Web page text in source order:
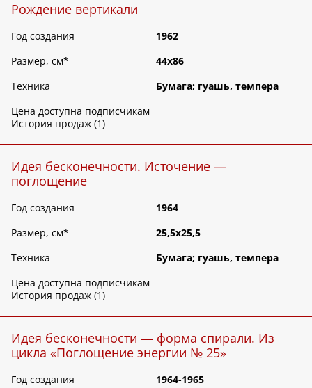
Рождение вертикали
Год создания
1962
Размер, см*
44х86
Техника
Бумага; гуашь, темпера
Цена доступна подписчикам
История продаж (1)
Идея бесконечности. Источение —
поглощение
Год создания
1964
Размер, см*
25,5х25,5
Техника
Бумага; гуашь, темпера
Цена доступна подписчикам
История продаж (1)
Идея бесконечности — форма спирали. Из
цикла «Поглощение энергии № 25»
Год создания
1964-1965